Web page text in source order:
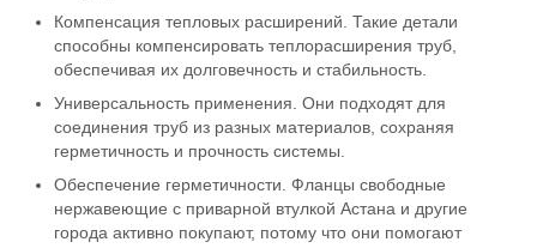
Компенсация тепловых расширений. Такие детали
способны компенсировать теплорасширения труб,
обеспечивая их долговечность и стабильность.
Универсальность применения. Они подходят для
соединения труб из разных материалов, сохраняя
герметичность и прочность системы.
Обеспечение герметичности. Фланцы свободные
нержавеющие с приварной втулкой Астана и другие
города активно покупают, потому что они помогают